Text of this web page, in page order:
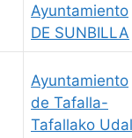
Ayuntamiento
DE SUNBILLA
Ayuntamiento
de Tafalla-
Tafallako